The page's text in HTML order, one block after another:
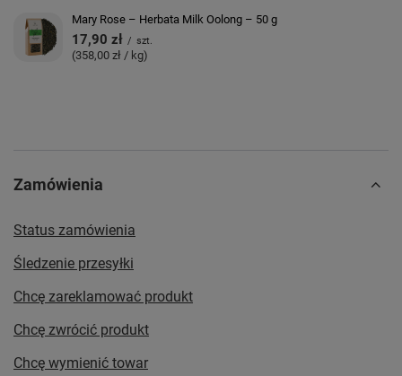
Mary Rose – Herbata Milk Oolong – 50 g
17,90 zł / szt.
(358,00 zł / kg)
Zamówienia
Status zamówienia
Śledzenie przesyłki
Chcę zareklamować produkt
Chcę zwrócić produkt
Chcę wymienić towar